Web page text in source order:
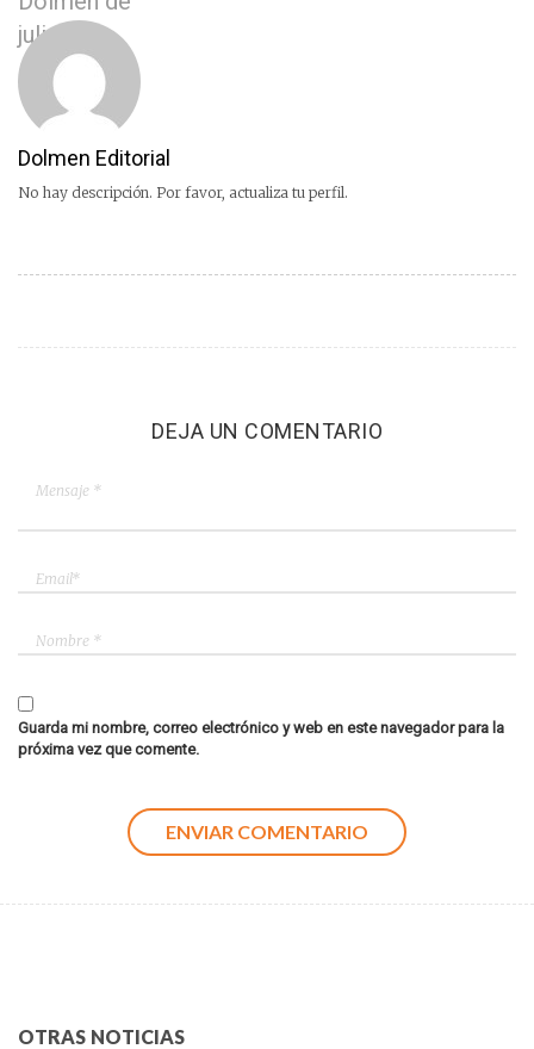
julio.
Dolmen Editorial
No hay descripción. Por favor, actualiza tu perfil.
DEJA UN COMENTARIO
Guarda mi nombre, correo electrónico y web en este navegador para la
próxima vez que comente.
OTRAS NOTICIAS